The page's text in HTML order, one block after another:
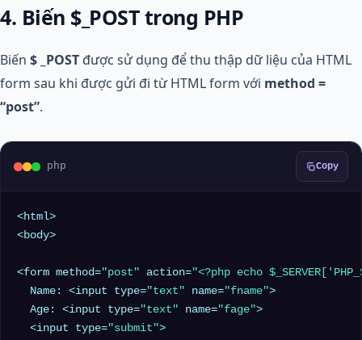
4. Biến $_POST trong PHP
Biến $ _POST được sử dụng để thu thập dữ liệu của HTML
form sau khi được gửi đi từ HTML form với method =
“post”.
php Copy
<html>
<body>
<form method="post" action="<?php echo $_SERVER
  Name: <input type=
"text" name="fname">
  Age: <input type=
"text" name="fage">
  <input type=
"submit">